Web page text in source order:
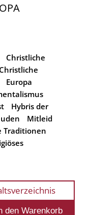
Christliche
Christliche
Europa
Hybris der
Mitleid
Traditionen